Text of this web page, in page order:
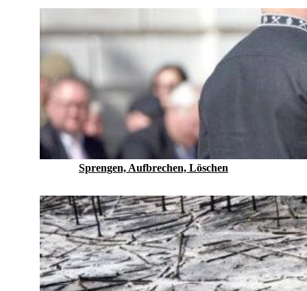
Sprengen, Aufbrechen, Löschen